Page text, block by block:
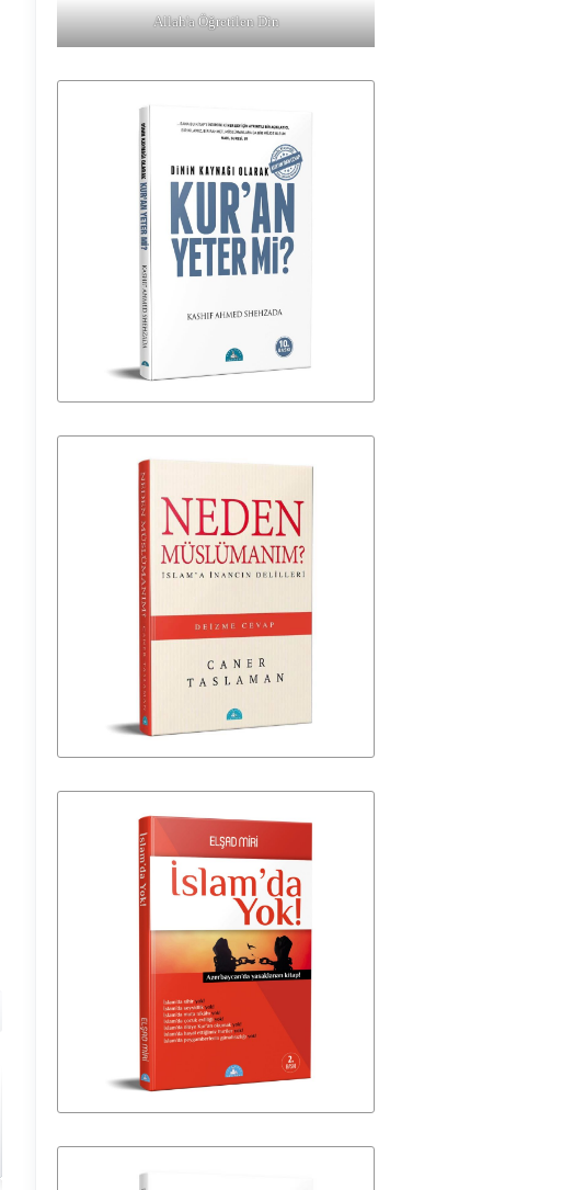
Allah'a Öğretilen Din